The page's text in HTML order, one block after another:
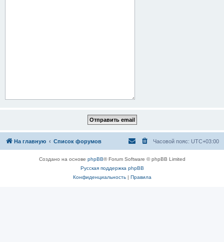
На главную Список форумов Часовой пояс: UTC+03:00
Создано на основе phpBB® Forum Software © phpBB Limited
Русская поддержка phpBB
Конфиденциальность| Правила